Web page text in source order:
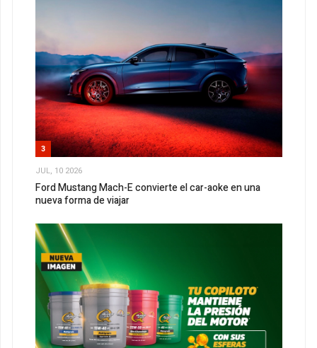
3
JUL, 10 2026
Ford Mustang Mach-E convierte el car-aoke en una
nueva forma de viajar